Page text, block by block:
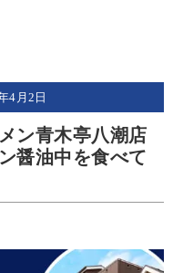
4月2日
ン青木亭八潮店
醤油中を食べて